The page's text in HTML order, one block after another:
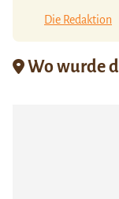
Die Redaktion
Wo wurde